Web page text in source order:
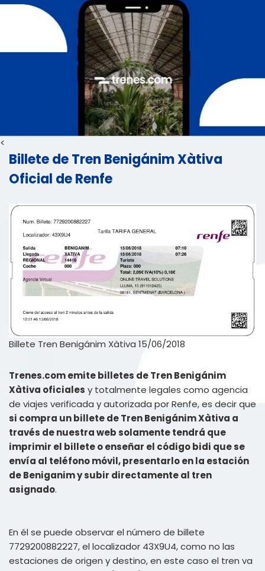
<
Billete de Tren Benigánim Xàtiva
Oficial de Renfe
Billete Tren Benigánim Xàtiva 15/06/2018
Trenes.com emite billetes de Tren Benigánim
Xàtiva oficiales y totalmente legales como agencia
de viajes verificada y autorizada por Renfe, es decir que
si compra un billete de Tren Benigánim Xàtiva a
través de nuestra web solamente tendrá que
imprimir el billete o enseñar el código bidi que se
envía al teléfono móvil, presentarlo en la estación
de Beniganim y subir directamente al tren
asignado.
En él se puede observar el número de billete
7729200882227, el localizador 43X9U4, como no las
estaciones de origen y destino, en este caso el tren va